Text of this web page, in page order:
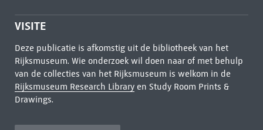
VISITE
Deze publicatie is afkomstig uit de bibliotheek van het
Rijksmuseum. Wie onderzoek wil doen naar of met behulp
van de collecties van het Rijksmuseum is welkom in de
Rijksmuseum Research Libraryen Study Room Prints &
Drawings.